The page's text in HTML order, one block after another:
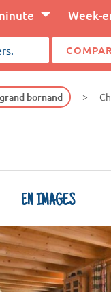
Week-
bornand
EN IMAGES